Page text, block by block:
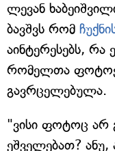
ლევან
ბავშვს რომ
აინტერესებს, რა
რომელთა
გავრცელებულა.
"ვისი ფოტოც არ
ეშველებათ? ანუ,